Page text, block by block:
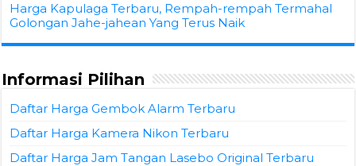
Harga Kapulaga Terbaru, Rempah-rempah Termahal
Golongan Jahe-jahean Yang Terus Naik
Informasi Pilihan
Daftar Harga Gembok Alarm Terbaru
Daftar Harga Kamera Nikon Terbaru
Daftar Harga Jam Tangan Lasebo Original Terbaru